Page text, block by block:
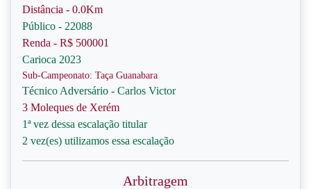
Distância - 0.0Km
Público - 22088
Renda - R$ 500001
Carioca 2023
Sub-Campeonato: Taça Guanabara
Técnico Adversário - Carlos Victor
3 Moleques de Xerém
1ª vez dessa escalação titular
2 vez(es) utilizamos essa escalação
Arbitragem